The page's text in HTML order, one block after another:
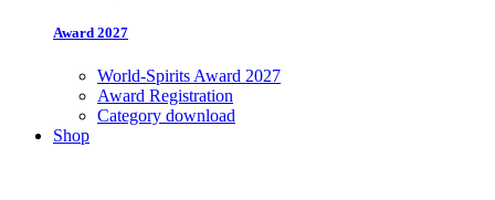
Award 2027
World-Spirits Award 2027
Award Registration
Category download
Shop